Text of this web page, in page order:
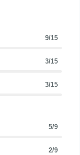
9/15
3/15
3/15
5/9
2/9